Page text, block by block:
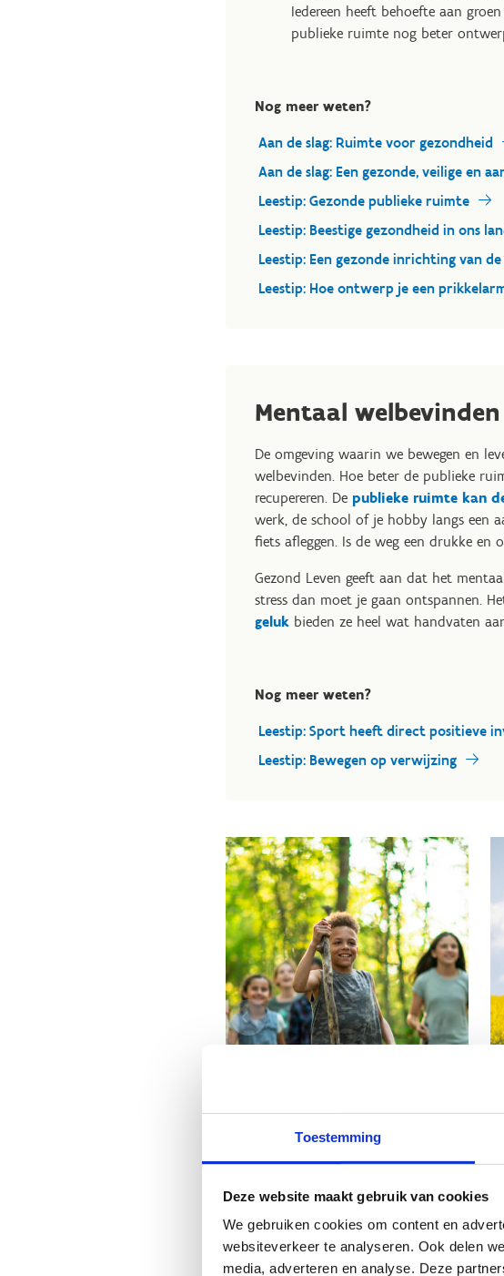
Toestemming
Deze website maakt gebruik van cookies
We gebruiken cookies om content en
websiteverkeer te analyseren. Ook delen
media, adverteren en analyse. Deze
Iedereen heeft behoefte aan
publieke ruimte nog beter
Nog meer weten?
Aan de slag: Ruimte voor gezondheid
Aan de slag: Een gezonde, veilige en
Leestip: Gezonde publieke ruimte
Leestip: Beestige gezondheid in ons
Leestip: Een gezonde inrichting van
Leestip: Hoe ontwerp je een
Mentaal welbevinden
De omgeving waarin we bewegen en
welbevinden. Hoe beter de publieke
recupereren. De publieke ruimte kan
werk, de school of je hobby langs een
fiets afleggen. Is de weg een drukke
Gezond Leven geeft aan dat het
stress dan moet je gaan ontspannen.
geluk bieden ze heel wat handvaten
Nog meer weten?
Leestip: Sport heeft direct positieve
Leestip: Bewegen op verwijzing